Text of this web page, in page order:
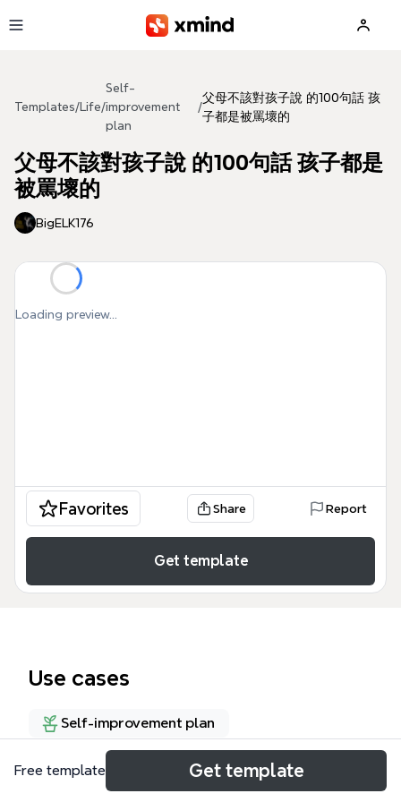
Templates/ Life/
Self-
improvement
plan
/
父母不該對孩子說 的100句話 孩
子都是被罵壞的
父母不該對孩子說 的100句話 孩子都是
被罵壞的
BigELK176
Loading preview...
Favorites Share Report
Get template
Use cases
Self-improvement plan
About
Free template Get template